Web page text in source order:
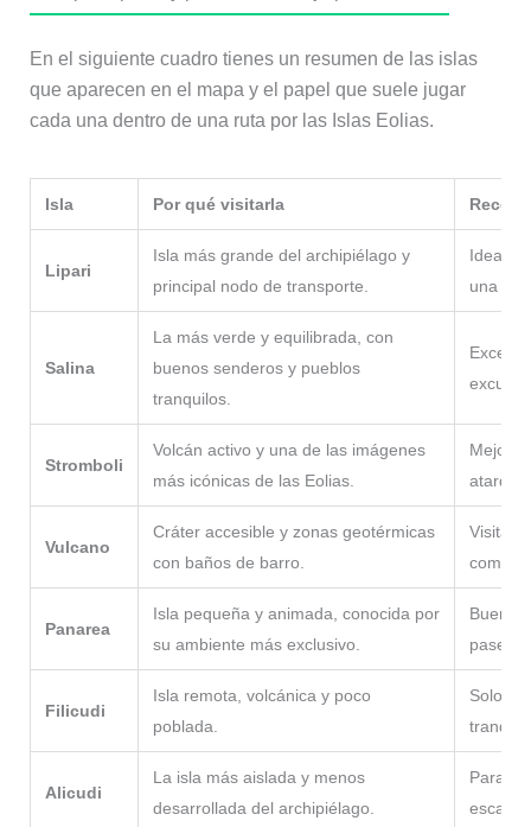
En el siguiente cuadro tienes un resumen de las islas
que aparecen en el mapa y el papel que suele jugar
cada una dentro de una ruta por las Islas Eolias.
Isla Por qué visitarla
Lipari
Isla más grande del archipiélago y
principal nodo de transporte.
Ideal
una
Salina
La más verde y equilibrada, con
buenos senderos y pueblos
tranquilos.
Stromboli
Volcán activo y una de las imágenes
más icónicas de las Eolias.
Mejor
Vulcano
Cráter accesible y zonas geotérmicas
con baños de barro.
Visita
como
Panarea
Isla pequeña y animada, conocida por
su ambiente más exclusivo.
Buena
paseo
Filicudi
Isla remota, volcánica y poco
poblada.
Solo
Alicudi
La isla más aislada y menos
desarrollada del archipiélago.
Para